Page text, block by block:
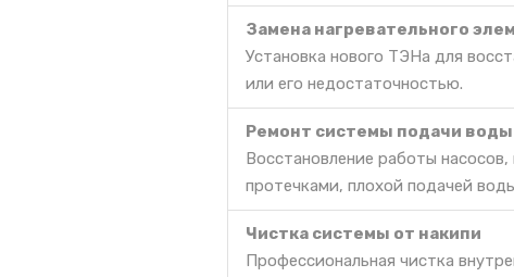
Замена нагревательного
Установка нового ТЭНа для
или его недостаточностью.
Ремонт системы подачи воды
Восстановление работы
протечками, плохой подачей
Чистка системы от накипи
Профессиональная чистка